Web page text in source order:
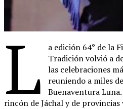
L
a edición 64° de la
Tradición volvió a
las celebraciones
reuniendo a miles
Buenaventura
rincón de Jáchal y de provincias